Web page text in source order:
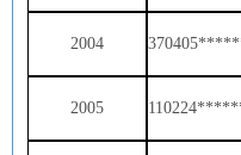
2004
2005